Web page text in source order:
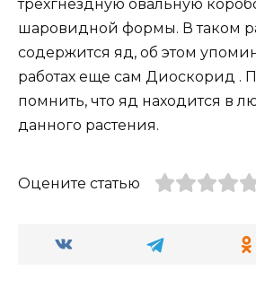
трехгнездную овальную
шаровидной формы. В таком
содержится яд, об этом
работах еще сам Диоскорид .
помнить, что яд находится в
данного растения.
Оцените статью